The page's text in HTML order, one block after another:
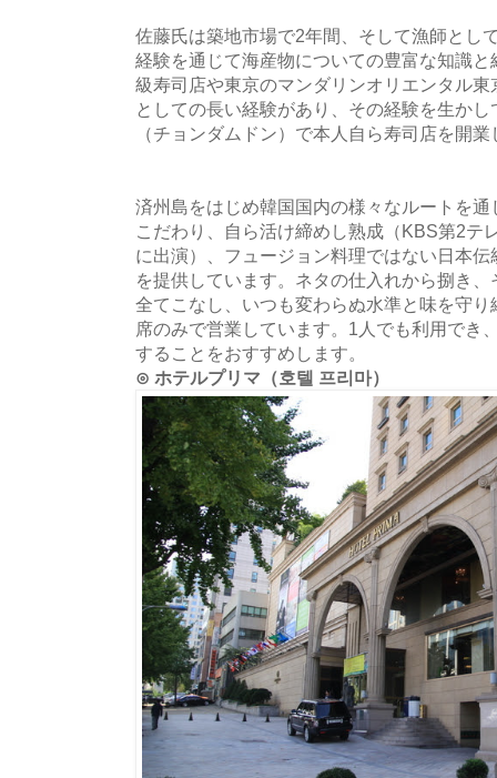
佐藤氏は築地市場で2年間、そして漁師とし
経験を通じて海産物についての豊富な知識
級寿司店や東京のマンダリンオリエンタル
としての長い経験があり、その経験を生か
（チョンダムドン）で本人自ら寿司店を開
済州島をはじめ韓国国内の様々なルートを
こだわり、自ら活け締めし熟成（KBS第2テ
に出演）、フュージョン料理ではない日本
を提供しています。ネタの仕入れから捌き
全てこなし、いつも変わらぬ水準と味を守
席のみで営業しています。1人でも利用でき
することをおすすめします。
⊙ ホテルプリマ（호텔 프리마）